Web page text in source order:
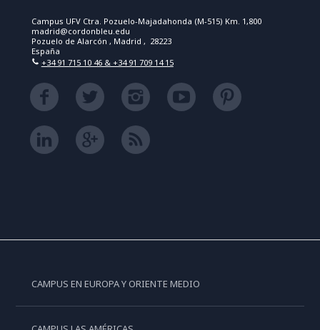
Campus UFV Ctra. Pozuelo-Majadahonda (M-515) Km. 1,800
madrid@cordonbleu.edu
Pozuelo de Alarcón , Madrid , 28223
España
+34 91 715 10 46 & +34 91 709 14 15
CAMPUS EN EUROPA Y ORIENTE MEDIO